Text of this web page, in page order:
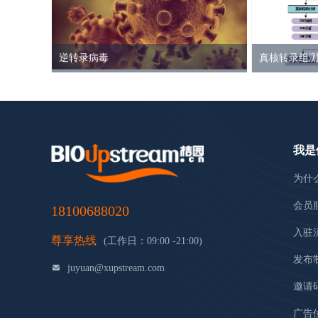
逆转录病毒 真核转录组
18100688020
尊享热线 (工作日：09:00 -21:00)
juyuan@xupstream.com
我
为什
会员
入驻
发布
邀请
广告